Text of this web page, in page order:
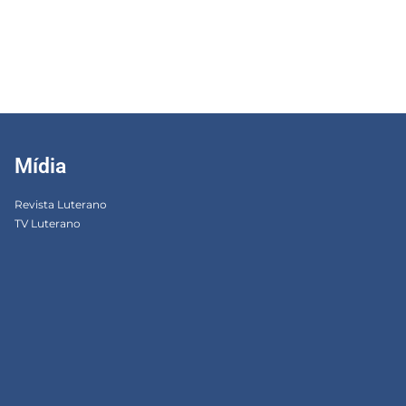
Mídia
Revista Luterano
TV Luterano